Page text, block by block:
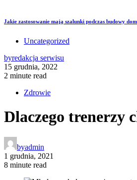
Jakie zastosowanie mają szalunki podczas budowy
Uncategorized
byredakcja serwisu
15 grudnia, 2022
2 minute read
Zdrowie
Dlaczego trenerzy
byadmin
1 grudnia, 2021
8 minute read